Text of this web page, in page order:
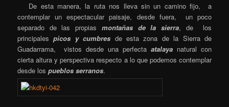
De esta manera, la ruta nos lleva sin un camino fijo, a
contemplar un espectacular paisaje, desde fuera, un poco
separado de las propias montañas de la sierra, de los
principalespicos y cumbres de esta zona de la Sierra de
Guadarrama, vistos desde una perfecta atalayanatural con
cierta altura y perspectiva respecto a lo que podemos contemplar
desde lospueblos serranos.